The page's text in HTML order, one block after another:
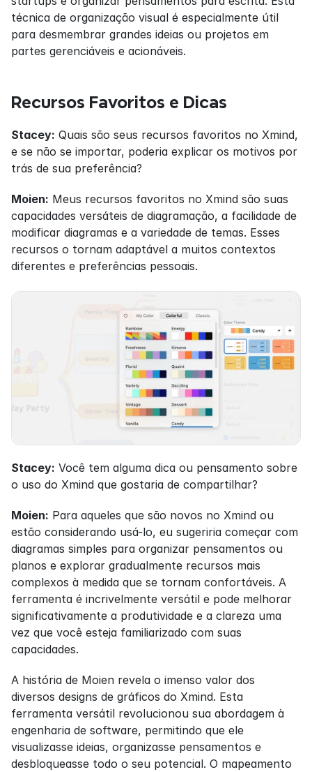
técnica de organização visual é especialmente útil
para desmembrar grandes ideias ou projetos em
partes gerenciáveis e acionáveis.
Recursos Favoritos e Dicas
Stacey: Quais são seus recursos favoritos no Xmind,
e se não se importar, poderia explicar os motivos por
trás de sua preferência?
Moien: Meus recursos favoritos no Xmind são suas
capacidades versáteis de diagramação, a facilidade de
modificar diagramas e a variedade de temas. Esses
recursos o tornam adaptável a muitos contextos
diferentes e preferências pessoais.
Stacey: Você tem alguma dica ou pensamento sobre
o uso do Xmind que gostaria de compartilhar?
Moien: Para aqueles que são novos no Xmind ou
estão considerando usá-lo, eu sugeriria começar com
diagramas simples para organizar pensamentos ou
planos e explorar gradualmente recursos mais
complexos à medida que se tornam confortáveis. A
ferramenta é incrivelmente versátil e pode melhorar
significativamente a produtividade e a clareza uma
vez que você esteja familiarizado com suas
capacidades.
A história de Moien revela o imenso valor dos
diversos designs de gráficos do Xmind. Esta
ferramenta versátil revolucionou sua abordagem à
engenharia de software, permitindo que ele
visualizasse ideias, organizasse pensamentos e
desbloqueasse todo o seu potencial. O mapeamento